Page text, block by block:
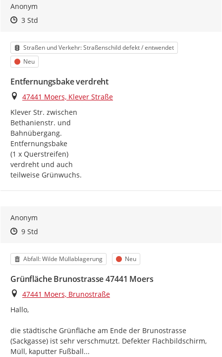
Anonym
Zeitpunkt des Erstellens
Zeitpunkt des Erstellens
3 StdZur Äußerung
Kategorie
Straßen und Verkehr: Straßenschild defekt / entwendet
Status
Neu
Entfernungsbake verdreht
Ort
47441 Moers, Klever Straße
Klever Str. zwischen
Bethanienstr. und
Bahnübergang.
Entfernungsbake
(1 x Querstreifen)
verdreht und auch
teilweise Grünwuchs.
Anonym
Zeitpunkt des Erstellens
Zeitpunkt des Erstellens
9 StdZur Äußerung
Kategorie
Abfall: Wilde Müllablagerung Status
Neu
Grünfläche Brunostrasse 47441 Moers
Ort
47441 Moers, Brunostraße
Hallo,
die städtische Grünfläche am Ende der Brunostrasse
(Sackgasse) ist sehr verschmutzt. Defekter Flachbildschirm,
Müll, kaputter Fußball...